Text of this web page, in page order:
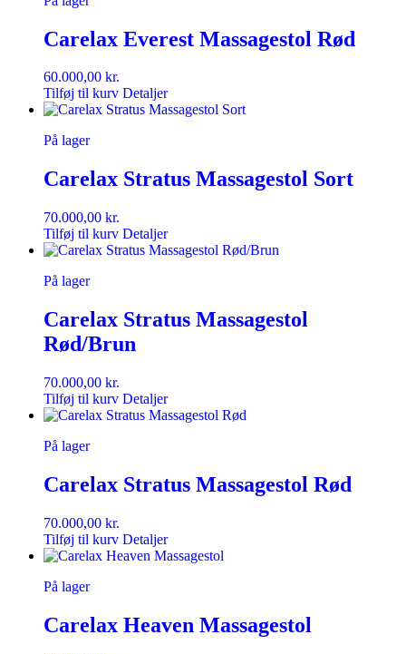
Carelax Everest Massagestol Rød
60.000,00 kr.
Tilføj til kurv Detaljer
På lager
Carelax Stratus Massagestol Sort
70.000,00 kr.
Tilføj til kurv Detaljer
På lager
Carelax Stratus Massagestol
Rød/Brun
70.000,00 kr.
Tilføj til kurv Detaljer
På lager
Carelax Stratus Massagestol Rød
70.000,00 kr.
Tilføj til kurv Detaljer
På lager
Carelax Heaven Massagestol